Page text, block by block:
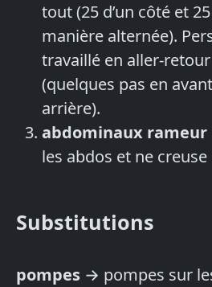
tout (25 d’un côté et
manière alternée).
travaillé en aller-
(quelques pas en
arrière).
abdominaux rameur
les abdos et ne
Substitutions
pompes → pompes sur